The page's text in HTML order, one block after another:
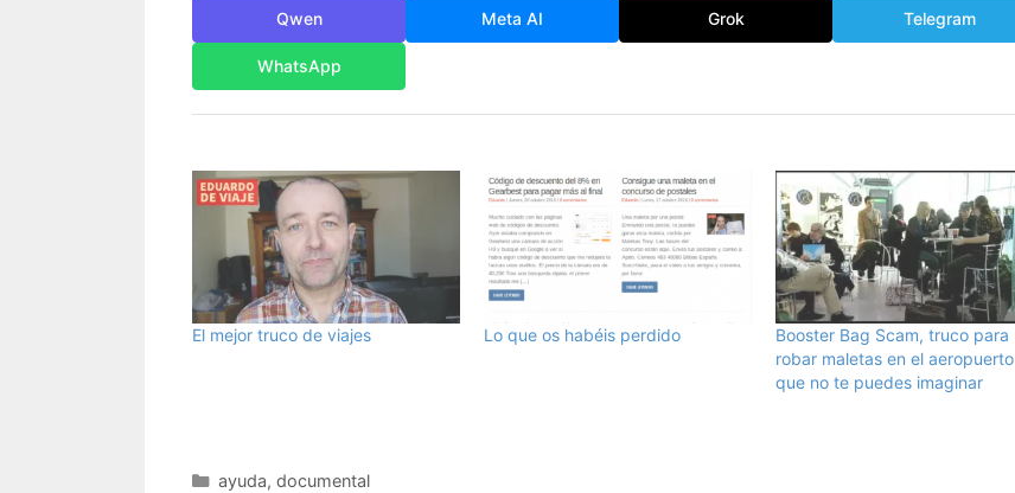
Qwen Meta AI Grok Telegram
WhatsApp
El mejor truco de viajes Lo que os habéis perdido
Booster Bag Scam, truco para
robar maletas en el aeropuerto
que no te puedes imaginar
Categorías
ayuda, documental